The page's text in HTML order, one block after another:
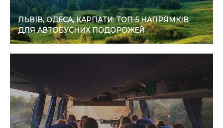
ЛЬВІВ, ОДЕСА, КАРПАТИ: ТОП-5 НАПРЯМКІВ
ДЛЯ АВТОБУСНИХ ПОДОРОЖЕЙ